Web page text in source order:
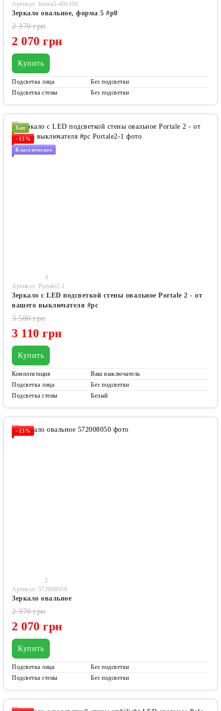
Артикул: forma5-40x100
Зеркало овальное, форма 5 #p0
2 070 грн
2 370 грн
Купить
Подсветка лица
Без подсветки
Подсветка стены
Без подсветки
Хит
−13%
Классическое
4
Артикул: Portale2-1
Зеркало с LED подсветкой стены овальное Portale 2 - от
вашего выключателя #pc
3 110 грн
3 580 грн
Купить
Комплектация
Ваш выключатель
Подсветка лица
Без подсветки
Подсветка стены
Белый
−13%
2
Артикул: 572008050
Зеркало овальное
2 070 грн
2 370 грн
Купить
Подсветка лица
Без подсветки
Подсветка стены
Без подсветки